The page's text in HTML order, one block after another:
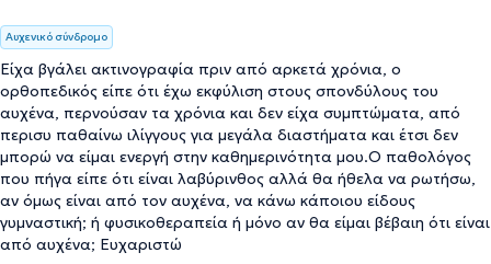
Αυχενικό σύνδρομο
Είχα βγάλει ακτινογραφία πριν από αρκετά χρόνια, ο
ορθοπεδικός είπε ότι έχω εκφύλιση στους σπονδύλους του
αυχένα, περνούσαν τα χρόνια και δεν είχα συμπτώματα, από
περισυ παθαίνω ιλίγγους για μεγάλα διαστήματα και έτσι δεν
μπορώ να είμαι ενεργή στην καθημερινότητα μου.Ο παθολόγος
που πήγα είπε ότι είναι λαβύρινθος αλλά θα ήθελα να ρωτήσω,
αν όμως είναι από τον αυχένα, να κάνω κάποιου είδους
γυμναστική; ή φυσικοθεραπεία ή μόνο αν θα είμαι βέβαιη ότι είναι
από αυχένα; Ευχαριστώ